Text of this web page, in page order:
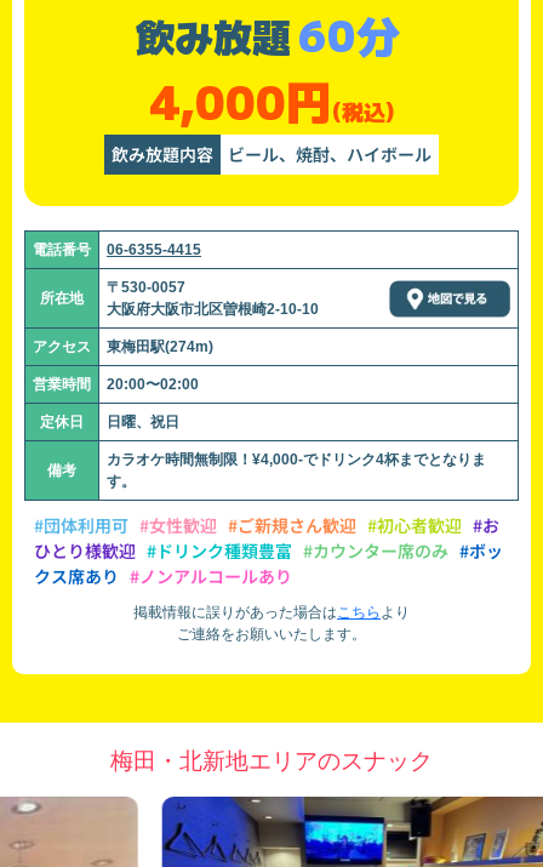
飲み放題60分
4,000円(税込)
飲み放題内容 ビール、焼酎、ハイボール
電話番号 06-6355-4415
所在地
〒530-0057
大阪府大阪市北区曽根崎2-10-10
アクセス 東梅田駅(274m)
営業時間 20:00〜02:00
定休日 日曜、祝日
備考
カラオケ時間無制限！¥4,000-でドリンク4杯までとなりま
す。
#団体利用可 #女性歓迎 #ご新規さん歓迎 #初心者歓迎 #お
ひとり様歓迎 #ドリンク種類豊富 #カウンター席のみ #ボッ
クス席あり #ノンアルコールあり
掲載情報に誤りがあった場合はこちら より
ご連絡をお願いいたします。
梅田・北新地エリアのスナック